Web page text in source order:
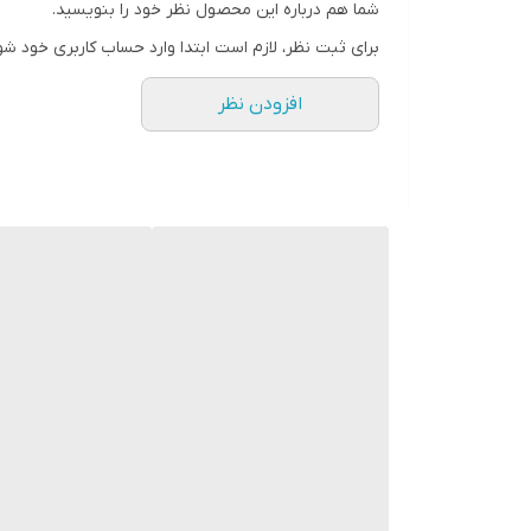
شما هم درباره این محصول نظر خود را بنویسید.
برای ثبت نظر، لازم است ابتدا وارد حساب کاربری خود
افزودن نظر